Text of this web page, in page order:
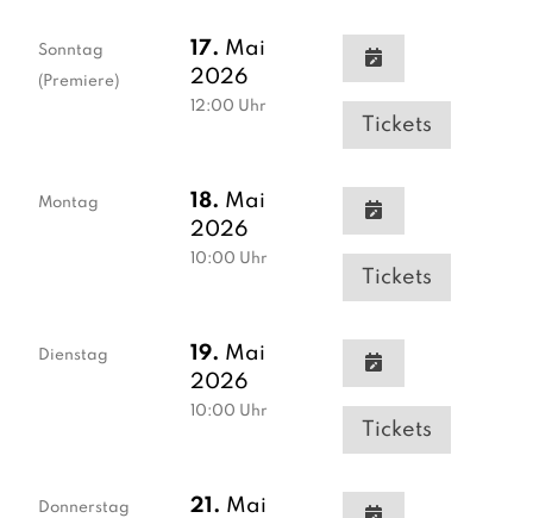
Sonntag
(Premiere)
17. Mai
2026
12:00 Uhr
Tickets
Montag 18. Mai
2026
10:00 Uhr
Tickets
Dienstag 19. Mai
2026
10:00 Uhr
Tickets
Donnerstag 21. Mai